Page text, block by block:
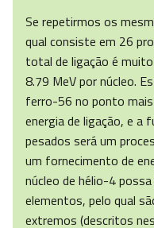
Se repetirmos os
qual consiste em 26
total de ligação é
8.79 MeV por núcleo.
ferro-56 no ponto
energia de ligação, e a
pesados será um
um fornecimento de
núcleo de hélio-4
elementos, pelo qual
extremos (descritos